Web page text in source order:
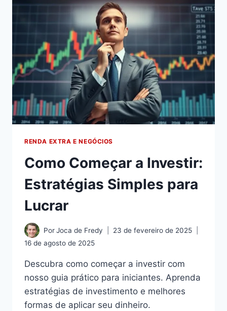
RENDA EXTRA E NEGÓCIOS
Como Começar a Investir:
Estratégias Simples para
Lucrar
PorJoca de Fredy
23 de fevereiro de 2025
16 de agosto de 2025
Descubra como começar a investir com
nosso guia prático para iniciantes. Aprenda
estratégias de investimento e melhores
formas de aplicar seu dinheiro.